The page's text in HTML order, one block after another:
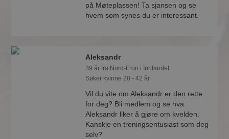
på Møteplassen! Ta sjansen og se
hvem som synes du er interessant.
Aleksandr
39 år fra Nord-Fron i Innlandet
Søker kvinne 28 - 42 år
Vil du vite om Aleksandr er den rette
for deg? Bli medlem og se hva
Aleksandr liker å gjøre om kvelden.
Kanskje en treningsentusiast som deg
selv?